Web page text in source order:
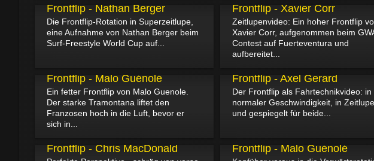
Frontflip - Nathan Berger
Die Frontflip-Rotation in Superzeitlupe,
eine Aufnahme von Nathan Berger beim
Surf-Freestyle World Cup auf...
Frontflip - Xavier Corr
Zeitlupenvideo: Ein hoher Frontflip
Xavier Corr, aufgenommen beim
Contest auf Fuerteventura und
aufbereitet...
Frontflip - Malo Guénolé
Ein fetter Frontflip von Malo Guenole.
Der starke Tramontana liftet den
Franzosen hoch in die Luft, bevor er
sich in...
Frontflip - Axel Gerard
Der Frontflip als Fahrtechnikvideo: in
normaler Geschwindigkeit, in Zeitlupe
und gespiegelt für beide...
Frontflip - Chris MacDonald Frontflip - Malo Guénolé